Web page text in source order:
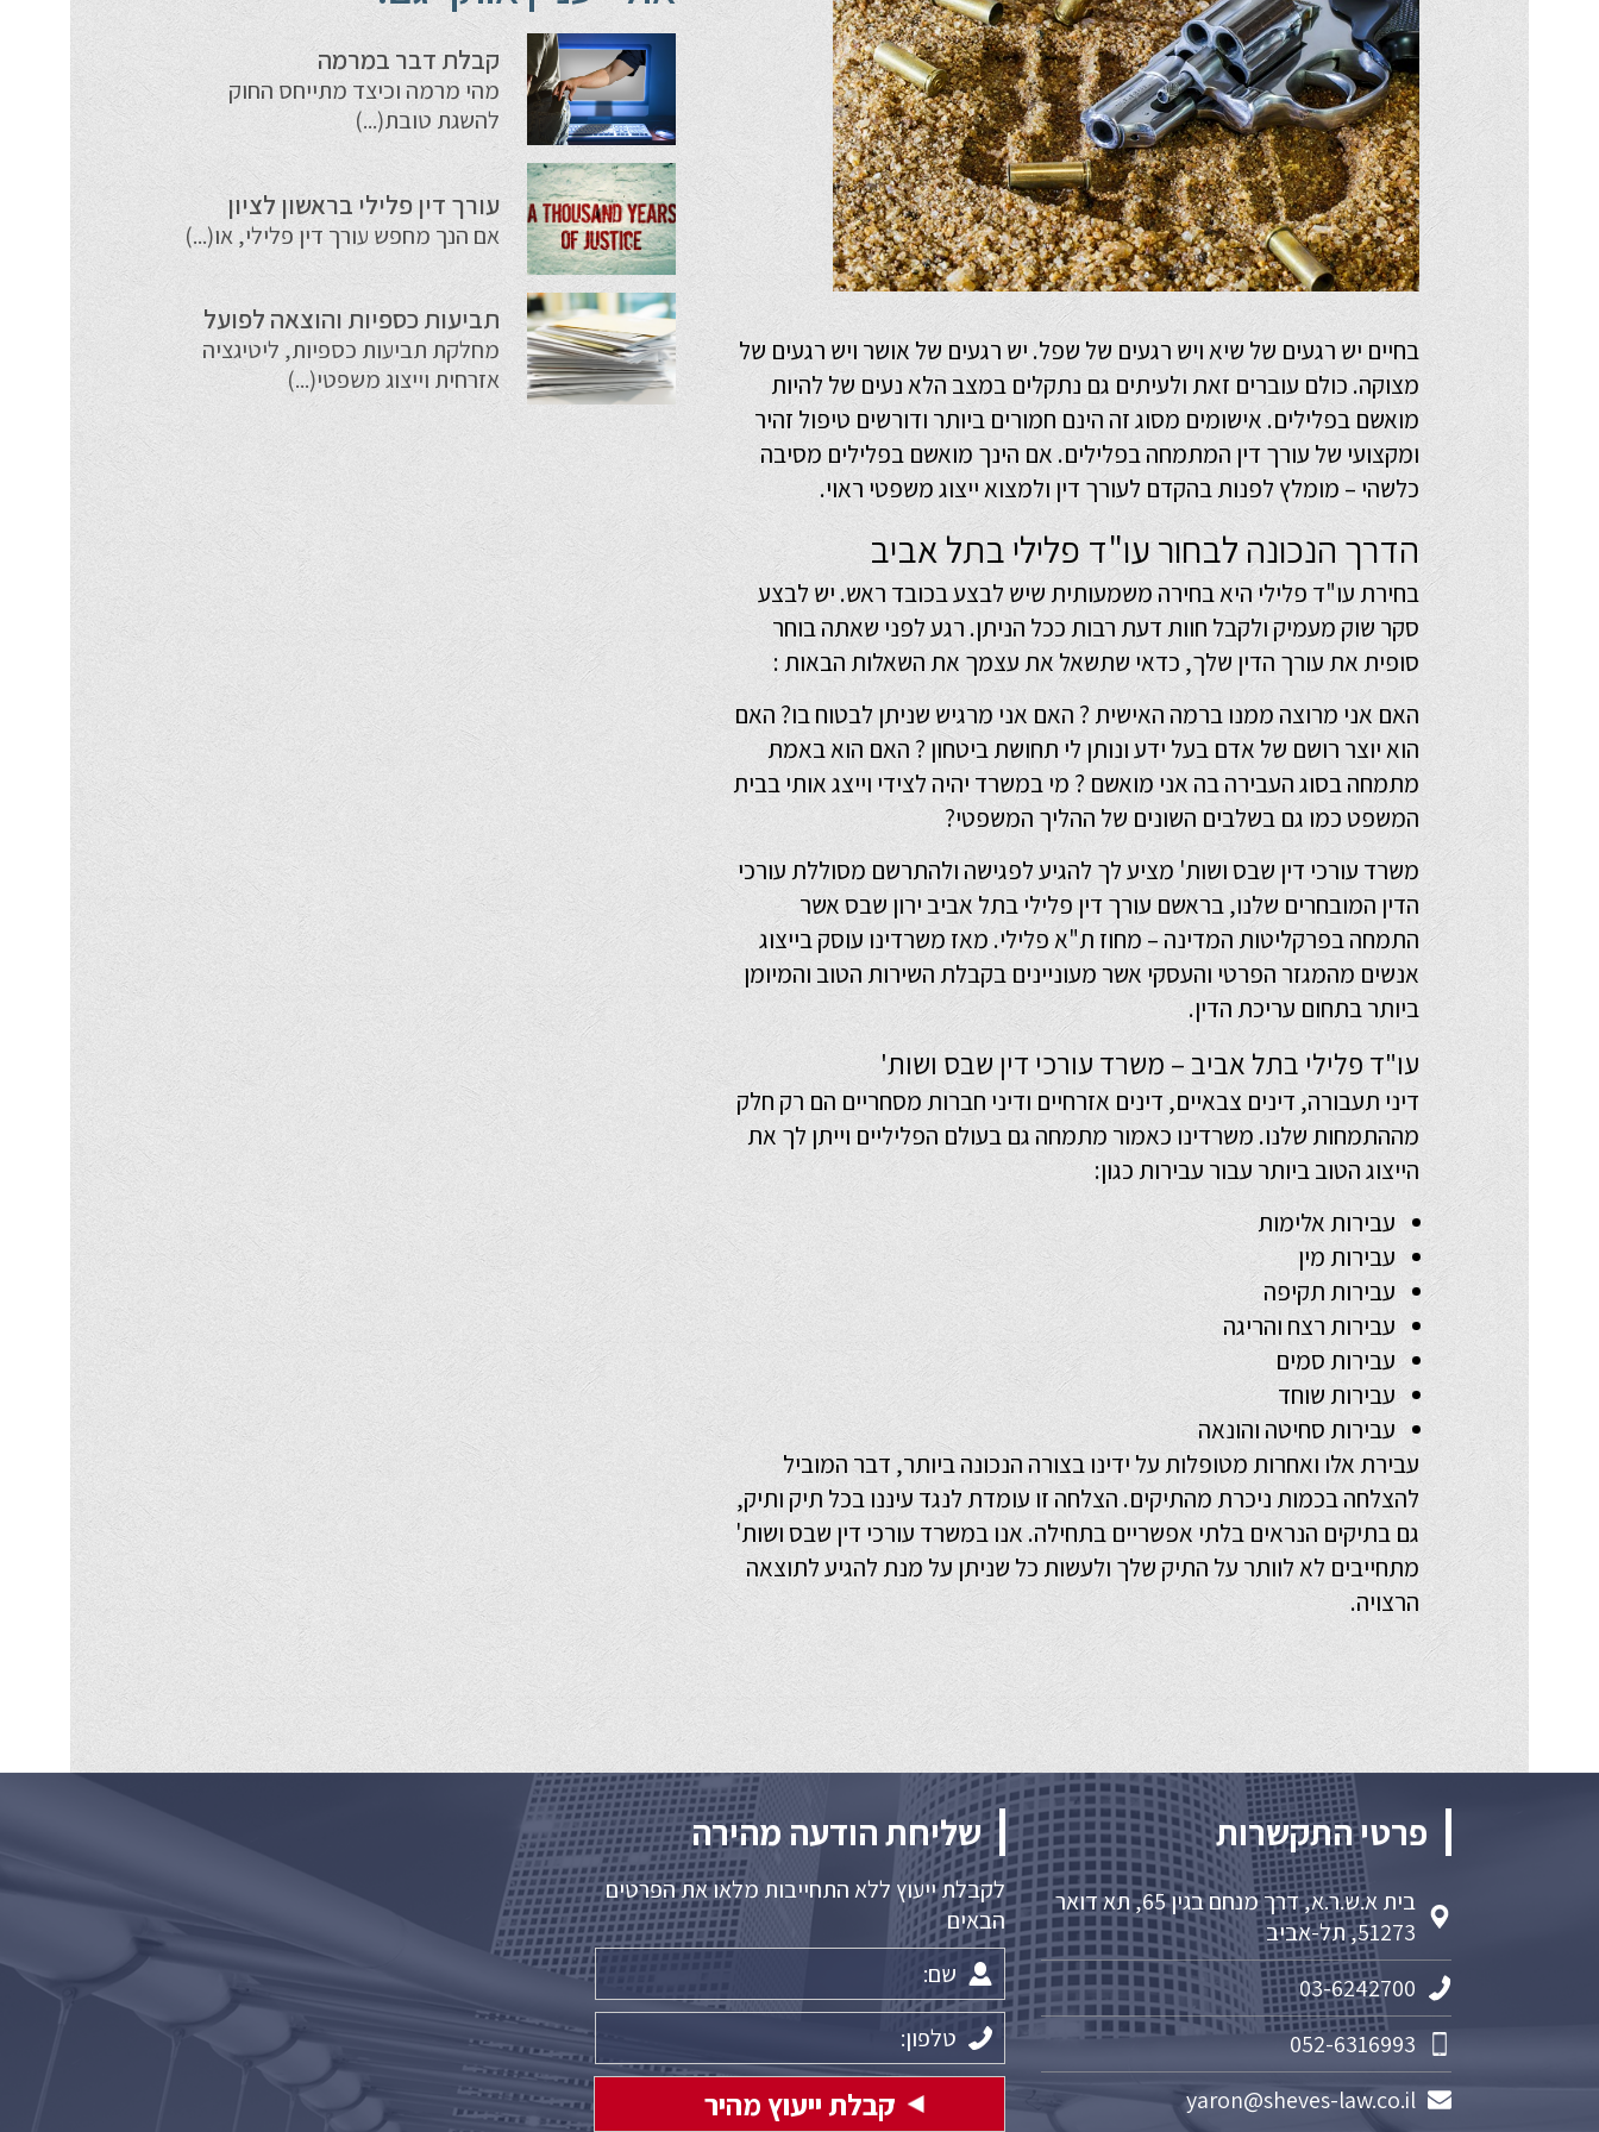
בחיים יש רגעים של שיא ויש רגעים של שפל. יש רגעים של אושר ויש רגעים של
מצוקה. כולם עוברים זאת ולעיתים גם נתקלים במצב הלא נעים של להיות
מואשם בפלילים. אישומים מסוג זה הינם חמורים ביותר ודורשים טיפול זהיר
ומקצועי של עורך דין המתמחה בפלילים. אם הינך מואשם בפלילים מסיבה
כלשהי – מומלץ לפנות בהקדם לעורך דין ולמצוא ייצוג משפטי ראוי.
הדרך הנכונה לבחור עו"ד פלילי בתל אביב
בחירת עו"ד פלילי היא בחירה משמעותית שיש לבצע בכובד ראש. יש לבצע
סקר שוק מעמיק ולקבל חוות דעת רבות ככל הניתן. רגע לפני שאתה בוחר
סופית את עורך הדין שלך, כדאי שתשאל את עצמך את השאלות הבאות :
האם אני מרוצה ממנו ברמה האישית ? האם אני מרגיש שניתן לבטוח בו? האם
הוא יוצר רושם של אדם בעל ידע ונותן לי תחושת ביטחון ? האם הוא באמת
מתמחה בסוג העבירה בה אני מואשם ? מי במשרד יהיה לצידי וייצג אותי בבית
המשפט כמו גם בשלבים השונים של ההליך המשפטי?
משרד עורכי דין שבס ושות' מציע לך להגיע לפגישה ולהתרשם מסוללת עורכי
הדין המובחרים שלנו, בראשםעורך דין פלילי בתל אביב ירון שבס אשר
התמחה בפרקליטות המדינה – מחוז ת"א פלילי. מאז משרדינו עוסק בייצוג
אנשים מהמגזר הפרטי והעסקי אשר מעוניינים בקבלת השירות הטוב והמיומן
ביותר בתחום עריכת הדין.
עו"ד פלילי בתל אביב – משרד עורכי דין שבס ושות'
דיני תעבורה, דינים צבאיים, דינים אזרחיים ודיני חברות מסחריים הם רק חלק
מההתמחות שלנו. משרדינו כאמור מתמחה גם בעולם הפליליים וייתן לך את
הייצוג הטוב ביותר עבור עבירות כגון:
עבירות אלימות
עבירות מין
עבירות תקיפה
עבירות רצח והריגה
עבירות סמים
עבירות שוחד
עבירות סחיטה והונאה
עבירת אלו ואחרות מטופלות על ידינו בצורה הנכונה ביותר, דבר המוביל
להצלחה בכמות ניכרת מהתיקים. הצלחה זו עומדת לנגד עיננו בכל תיק ותיק,
גם בתיקים הנראים בלתי אפשריים בתחילה. אנו במשרד עורכי דין שבס ושות'
מתחייבים לא לוותר על התיק שלך ולעשות כל שניתן על מנת להגיע לתוצאה
הרצויה.
קבלת דבר במרמה
מהי מרמה וכיצד מתייחס החוק
להשגת טובת(...)
עורך דין פלילי בראשון לציון
אם הנך מחפש עורך דין פלילי, או(...)
תביעות כספיות והוצאה לפועל
מחלקת תביעות כספיות, ליטיגציה
אזרחית וייצוג משפטי(...)
פרטי התקשרות
בית א.ש.ר.א, דרך מנחם בגין 65, תא דואר
51273, תל-אביב
03-6242700
052-6316993
yaron@sheves-law.co.il
שליחת הודעה מהירה
לקבלת ייעוץ ללא התחייבות מלאו את הפרטים
הבאים